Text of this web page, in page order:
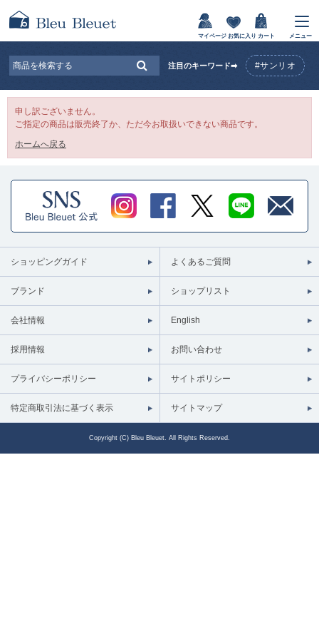
マイページ お気に入り カート メニュー
注目のキーワード➡ #サンリオ
申し訳ございません。
ご指定の商品は販売終了か、ただ今お取扱いできない商品です。
ホームへ戻る
ショッピングガイド よくあるご質問
ブランド ショップリスト
会社情報 English
採用情報 お問い合わせ
プライバシーポリシー サイトポリシー
特定商取引法に基づく表示 サイトマップ
Copyright (C) Bleu Bleuet. All Rights Reserved.